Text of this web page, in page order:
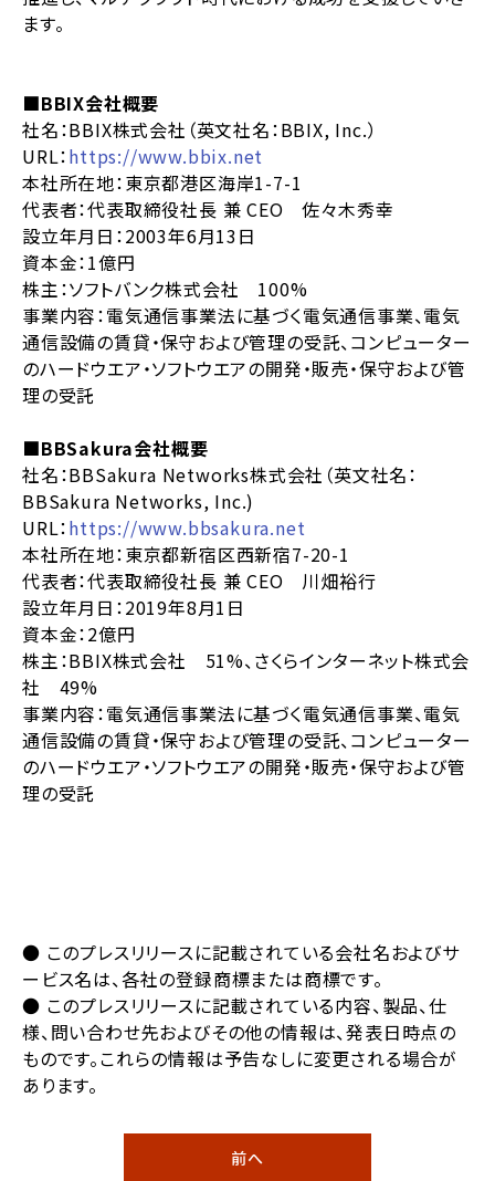
ます。
■BBIX会社概要
社名：BBIX株式会社（英文社名：BBIX, Inc.）
URL：https://www.bbix.net
本社所在地：東京都港区海岸1-7-1
代表者：代表取締役社長 兼 CEO 佐々木秀幸
設立年月日：2003年6月13日
資本金：1億円
株主：ソフトバンク株式会社 100%
事業内容：電気通信事業法に基づく電気通信事業、電気
通信設備の賃貸・保守および管理の受託、コンピューター
のハードウエア・ソフトウエアの開発・販売・保守および管
理の受託
■BBSakura会社概要
社名：BBSakura Networks株式会社（英文社名：
BBSakura Networks, Inc.)
URL：https://www.bbsakura.net
本社所在地：東京都新宿区西新宿7-20-1
代表者：代表取締役社長 兼 CEO 川畑裕行
設立年月日：2019年8月1日
資本金：2億円
株主：BBIX株式会社 51%、さくらインターネット株式会
社 49%
事業内容：電気通信事業法に基づく電気通信事業、電気
通信設備の賃貸・保守および管理の受託、コンピューター
のハードウエア・ソフトウエアの開発・販売・保守および管
理の受託
● このプレスリリースに記載されている会社名およびサ
ービス名は、各社の登録商標または商標です。
● このプレスリリースに記載されている内容、製品、仕
様、問い合わせ先およびその他の情報は、発表日時点の
ものです。これらの情報は予告なしに変更される場合が
あります。
前へ